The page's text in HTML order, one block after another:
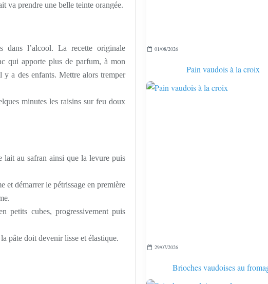
va prendre une belle teinte orangée.
dans l’alcool. La recette originale
qui apporte plus de parfum, à mon
a des enfants. Mettre alors tremper
minutes les raisins sur feu doux
au safran ainsi que la levure puis
et démarrer le pétrissage en première
petits cubes, progressivement puis
pâte doit devenir lisse et élastique.
01/08/2026
Pain vaudois à la croix
29/07/2026
Brioches vaudoises au